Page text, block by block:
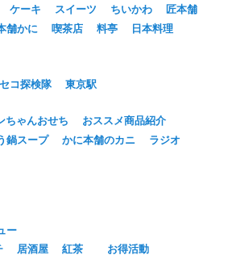
ケーキ スイーツ ちいかわ
匠本舗
舗かに 喫茶店 料亭
日本料理
セコ探検隊
東京駅
ちゃんおせち
おススメ商品紹介
鍋スープ かに本舗のカニ
ラジオ
ー
居酒屋 紅茶
お得活動